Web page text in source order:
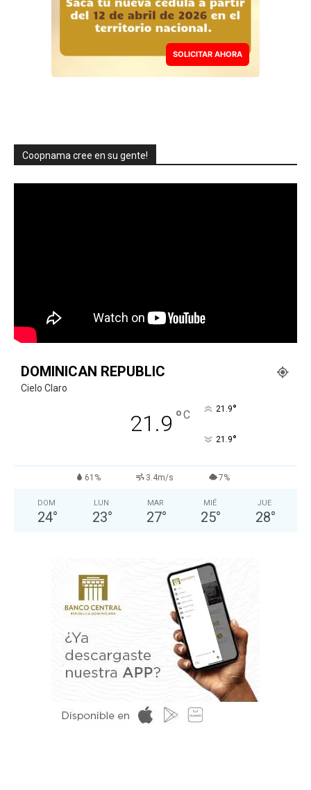
SOLICITAR AHORA
Coopnama cree en su gente!
DOMINICAN REPUBLIC
Cielo Claro
21.9 °C 21.9°
21.9°
61% 3.4m/s 7%
DOM
24°
LUN
23°
MAR
27°
MIÉ
25°
JUE
28°